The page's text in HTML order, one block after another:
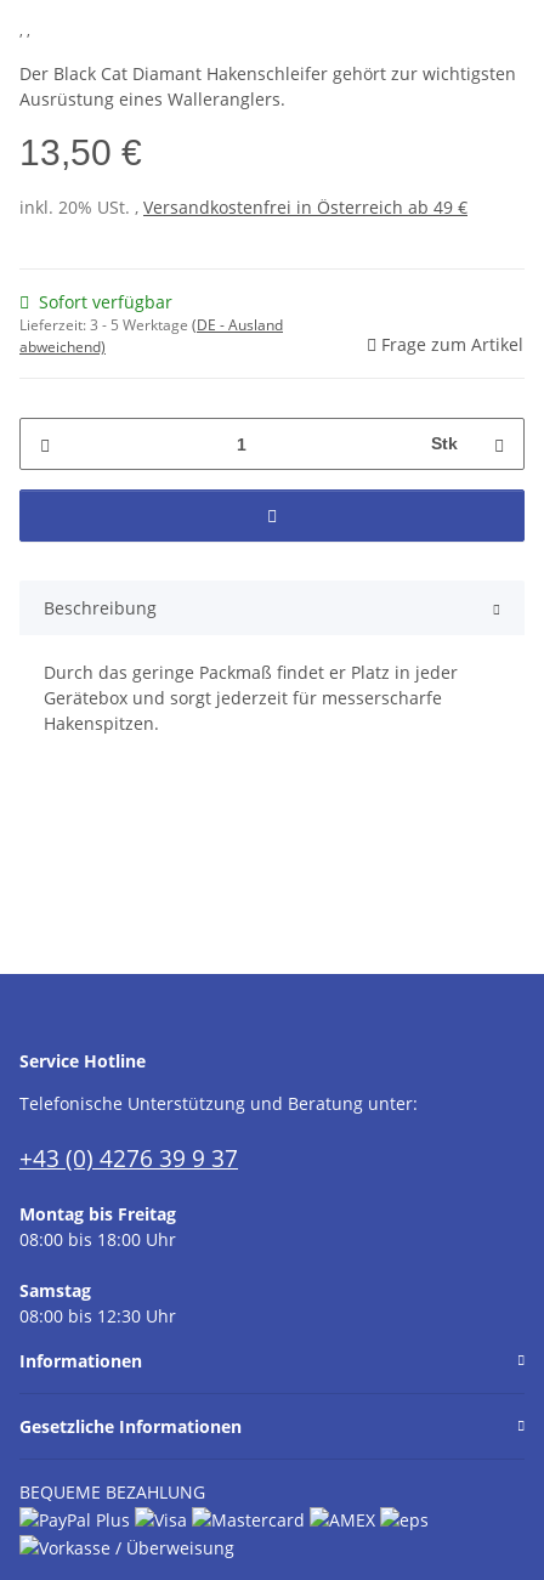
, ,
Der Black Cat Diamant Hakenschleifer gehört zur wichtigsten
Ausrüstung eines Walleranglers.
13,50 €
inkl. 20% USt. , Versandkostenfrei in Österreich ab 49 €
Sofort verfügbar
Lieferzeit:3 - 5 Werktage (DE - Ausland
abweichend)
Frage zum Artikel
Stk
Beschreibung
Durch das geringe Packmaß findet er Platz in jeder
Gerätebox und sorgt jederzeit für messerscharfe
Hakenspitzen.
Service Hotline
Telefonische Unterstützung und Beratung unter:
+43 (0) 4276 39 9 37
Montag bis Freitag
08:00 bis 18:00 Uhr
Samstag
08:00 bis 12:30 Uhr
Informationen
Gesetzliche Informationen
BEQUEME BEZAHLUNG